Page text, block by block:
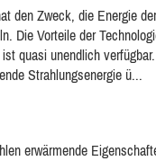
den Zweck, die Energie
Die Vorteile der
quasi unendlich
Strahlungsenergie ü...
erwärmende